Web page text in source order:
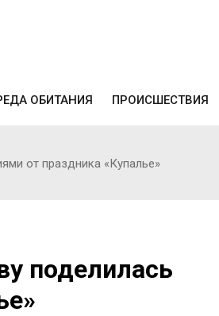
ОБИТАНИЯ ПРОИСШЕСТВИЯ
от праздника «Купалье»
поделилась